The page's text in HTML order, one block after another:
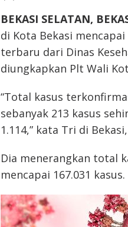
BEKASI SELATAN,
di Kota Bekasi
terbaru dari Dinas
diungkapkan Plt Wali
“Total kasus
sebanyak 213 kasus
1.114,” kata Tri di
Dia menerangkan total
mencapai 167.031 kasus.